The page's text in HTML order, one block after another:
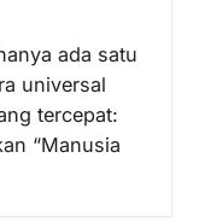
ada satu
universal
tercepat:
“Manusia